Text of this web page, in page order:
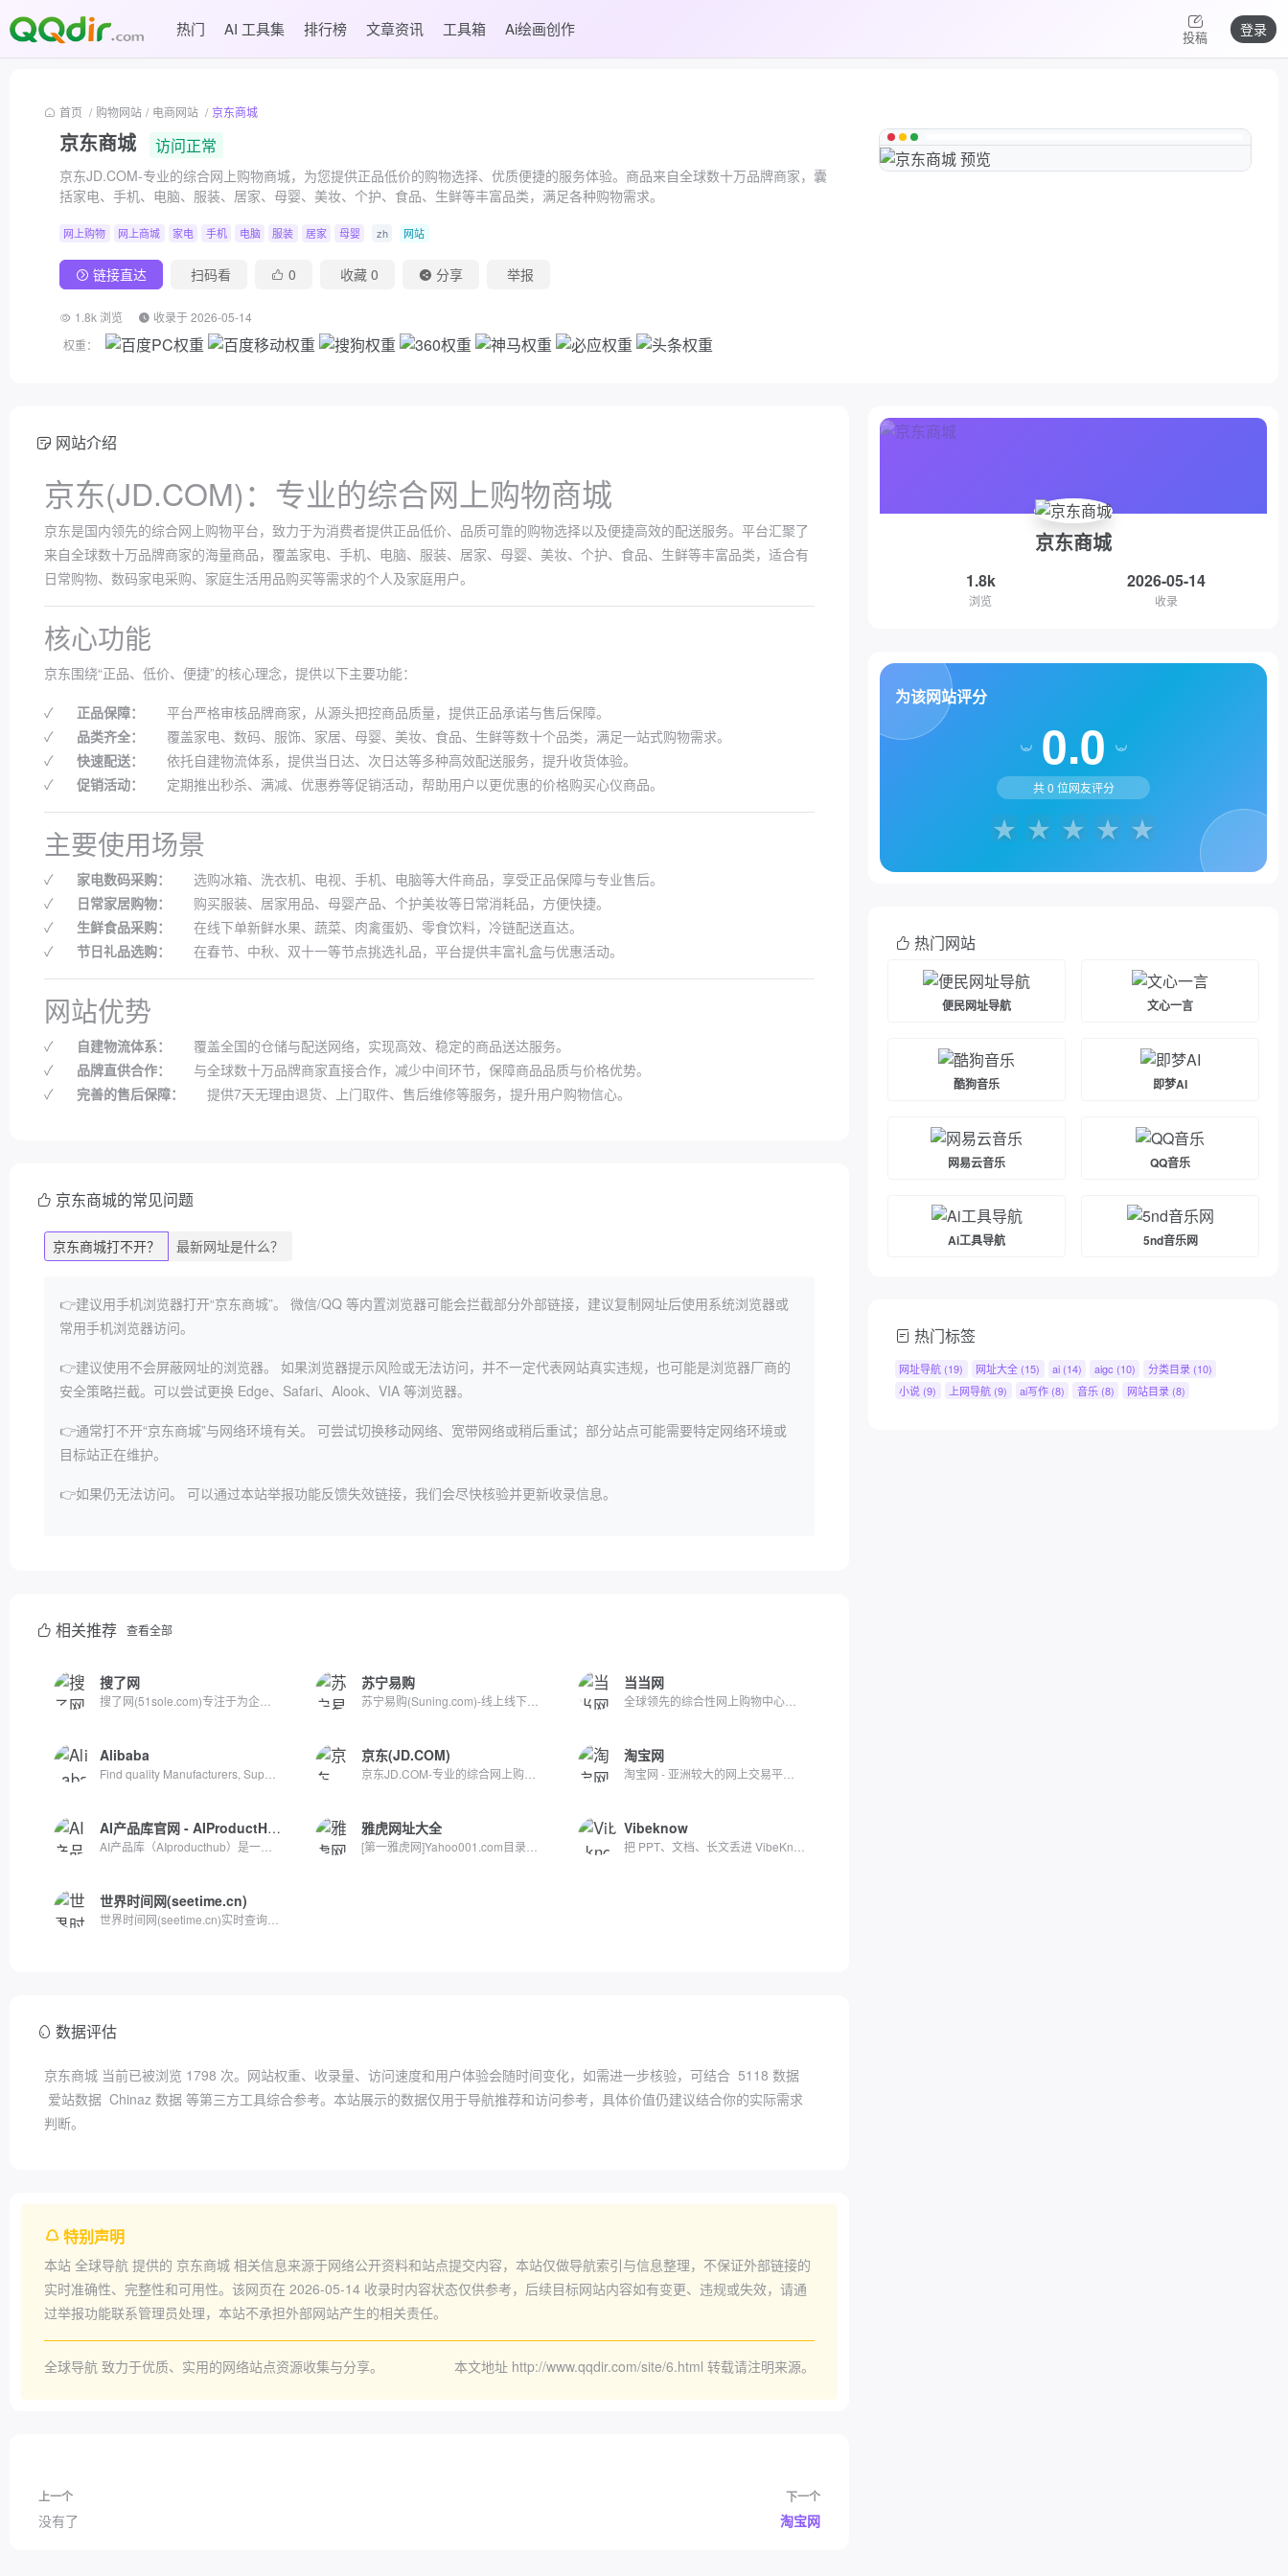
热门 AI 工具集 排行榜 文章资讯 工具箱 Ai绘画创作 投稿 登录
首页 / 购物网站 / 电商网站 / 京东商城
京东商城 访问正常
京东JD.COM-专业的综合网上购物商城，为您提供正品低价的购物选择、优质便捷的服务体验。商品来自全球数十万品牌商家，囊
括家电、手机、电脑、服装、居家、母婴、美妆、个护、食品、生鲜等丰富品类，满足各种购物需求。
网上购物 网上商城 家电 手机 电脑 服装 居家 母婴 zh 网站
链接直达 扫码看 0 收藏 0 分享 举报
1.8k 浏览
收录于 2026-05-14
权重：
网站介绍
京东(JD.COM)：专业的综合网上购物商城
京东是国内领先的综合网上购物平台，致力于为消费者提供正品低价、品质可靠的购物选择以及便捷高效的配送服务。平台汇聚了
来自全球数十万品牌商家的海量商品，覆盖家电、手机、电脑、服装、居家、母婴、美妆、个护、食品、生鲜等丰富品类，适合有
日常购物、数码家电采购、家庭生活用品购买等需求的个人及家庭用户。
核心功能
京东围绕“正品、低价、便捷”的核心理念，提供以下主要功能：
✓ 正品保障：
平台严格审核品牌商家，从源头把控商品质量，提供正品承诺与售后保障。
✓
品类齐全：
覆盖家电、数码、服饰、家居、母婴、美妆、食品、生鲜等数十个品类，满足一站式购物需求。
✓
快速配送：
依托自建物流体系，提供当日达、次日达等多种高效配送服务，提升收货体验。
✓
促销活动： 定期推出秒杀、满减、优惠券等促销活动，帮助用户以更优惠的价格购买心仪商品。
主要使用场景
✓ 家电数码采购：
选购冰箱、洗衣机、电视、手机、电脑等大件商品，享受正品保障与专业售后。
✓
日常家居购物：
购买服装、居家用品、母婴产品、个护美妆等日常消耗品，方便快捷。
✓
生鲜食品采购：
在线下单新鲜水果、蔬菜、肉禽蛋奶、零食饮料，冷链配送直达。
✓
节日礼品选购： 在春节、中秋、双十一等节点挑选礼品，平台提供丰富礼盒与优惠活动。
网站优势
✓ 自建物流体系：
覆盖全国的仓储与配送网络，实现高效、稳定的商品送达服务。
✓
品牌直供合作：
与全球数十万品牌商家直接合作，减少中间环节，保障商品品质与价格优势。
✓
完善的售后保障： 提供7天无理由退货、上门取件、售后维修等服务，提升用户购物信心。
京东商城的常见问题
京东商城打不开？ 最新网址是什么？
👉建议用手机浏览器打开“京东商城”。
微信/QQ 等内置浏览器可能会拦截部分外部链接，建议复制网址后使用系统浏览器或
常用手机浏览器访问。
👉建议使用不会屏蔽网址的浏览器。
如果浏览器提示风险或无法访问，并不一定代表网站真实违规，也可能是浏览器厂商的
安全策略拦截。可以尝试更换 Edge、Safari、Alook、VIA 等浏览器。
👉通常打不开“京东商城”与网络环境有关。
可尝试切换移动网络、宽带网络或稍后重试；部分站点可能需要特定网络环境或
目标站正在维护。
👉如果仍无法访问。 可以通过本站举报功能反馈失效链接，我们会尽快核验并更新收录信息。
相关推荐 查看全部
搜了网 苏宁易购 当当网
全球领先的综合性网上购物中心。超过100万种商品在线热销！图书...
Alibaba 京东(JD.COM) 淘宝网
淘宝网 - 亚洲较大的网上交易平台，提供各类服饰、美容、家居、...
AI产品库官网 - AIProductHub 雅虎网址大全 Vibeknow
世界时间网(seetime.cn)
数据评估
京东商城 当前已被浏览 1798 次。网站权重、收录量、访问速度和用户体验会随时间变化，如需进一步核验，可结合 5118 数据
爱站数据 Chinaz 数据 等第三方工具综合参考。本站展示的数据仅用于导航推荐和访问参考，具体价值仍建议结合你的实际需求
判断。
特别声明
本站 全球导航 提供的 京东商城 相关信息来源于网络公开资料和站点提交内容，本站仅做导航索引与信息整理，不保证外部链接的
实时准确性、完整性和可用性。该网页在 2026-05-14 收录时内容状态仅供参考，后续目标网站内容如有变更、违规或失效，请通
过举报功能联系管理员处理，本站不承担外部网站产生的相关责任。
全球导航 致力于优质、实用的网络站点资源收集与分享。 本文地址 http://www.qqdir.com/site/6.html 转载请注明来源。
上一个
没有了
下一个
淘宝网
京东商城
1.8k
浏览
2026-05-14
收录
为该网站评分
0.0
共0 位网友评分
热门网站
便民网址导航 文心一言
酷狗音乐 即梦AI
网易云音乐 QQ音乐
Ai工具导航 5nd音乐网
热门标签
网址导航 (19) 网址大全 (15) ai (14) aigc (10) 分类目录 (10)
小说 (9) 上网导航 (9) ai写作 (8) 音乐 (8) 网站目录 (8)